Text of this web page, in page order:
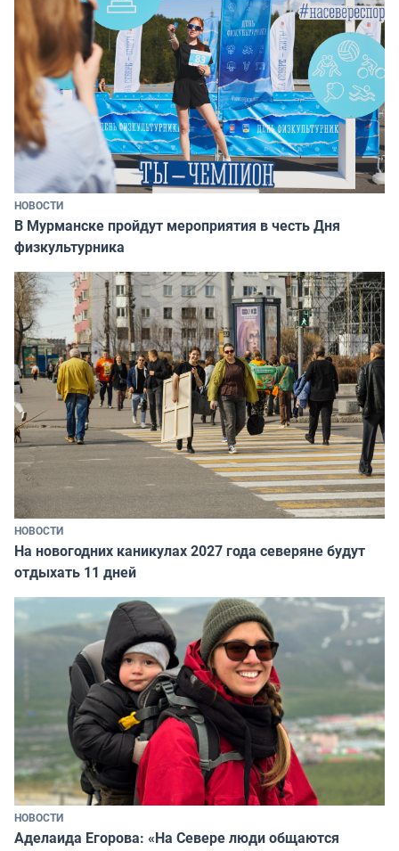
НОВОСТИ
В Мурманске пройдут мероприятия в честь Дня
физкультурника
НОВОСТИ
На новогодних каникулах 2027 года северяне будут
отдыхать 11 дней
НОВОСТИ
Аделаида Егорова: «На Севере люди общаются